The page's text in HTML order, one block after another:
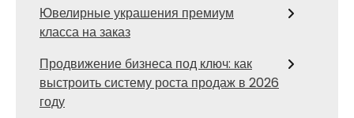
Ювелирные украшения премиум
класса на заказ
Продвижение бизнеса под ключ: как
выстроить систему роста продаж в 2026
году